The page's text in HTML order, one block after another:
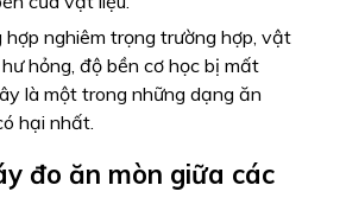
lò sưởi và đảm bảo vận hành
giữa các hạt FY-OST-100 với
hình cảm ứng, trực quan, thao
thể tùy chỉnh cơ sở dữ liệu phương